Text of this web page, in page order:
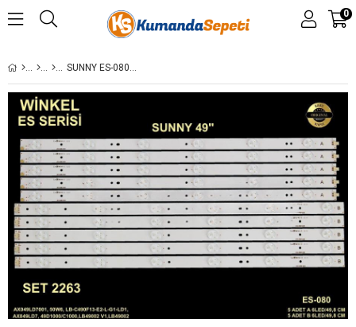
0
SUNNY ES-080,SUNNY SN49LD9001, AXEN AX049LD7001-AFM, SN049LD6690-DSFM, SN049DLDJ820-STCF, PREMIER PR 50W5, PR 50W6 49D1000-C1000, LB-C490F13-E2-L-G1-LD1-SICHUAN, LB-C490F13-E2-L-G1-LD7-1-ZHONGSHAN, LBC490F13-E2-L-G1-LD2-SICHUAN, LB-C490F13-E2-L-G1-LD8-ZHO